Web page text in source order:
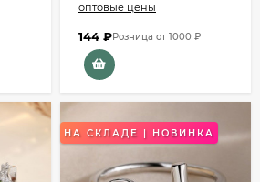
оптовые цены
144 ₽Розница от 1000 ₽
НА СКЛАДЕ | НОВИНКА